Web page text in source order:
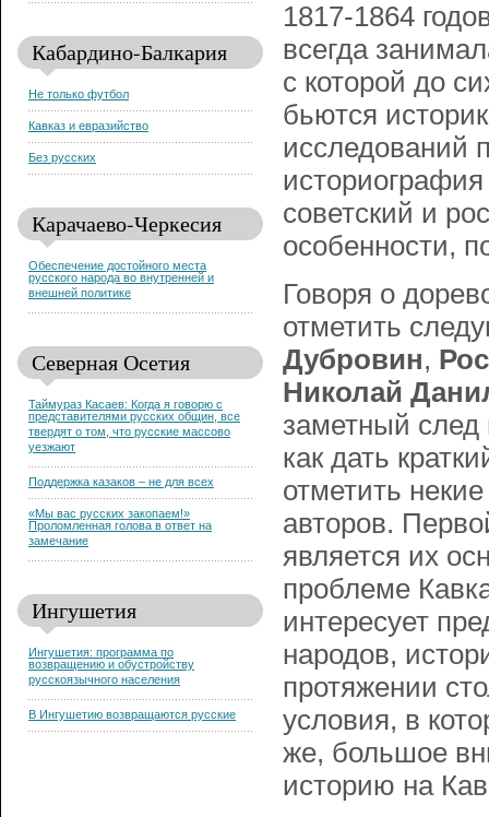
Кабардино-Балкария
Не только футбол
Кавказ и евразийство
Без русских
Карачаево-Черкесия
Обеспечение достойного места
русского народа во внутренней и
внешней политике
Северная Осетия
Таймураз Касаев: Когда я говорю с
представителями русских общин, все
твердят о том, что русские массово
уезжают
Поддержка казаков – не для всех
«Мы вас русских закопаем!»
Проломленная голова в ответ на
замечание
Ингушетия
Ингушетия: программа по
возвращению и обустройству
русскоязычного населения
В Ингушетию возвращаются русские
1817-1864
всегда
с которой до
бьются
исследований
советский и
особенности,
Говоря о
отметить
Дубровин,
Николай
заметный след
как дать
отметить
авторов.
является их
проблеме
интересует
народов,
протяжении
условия, в
же, большое
историю на